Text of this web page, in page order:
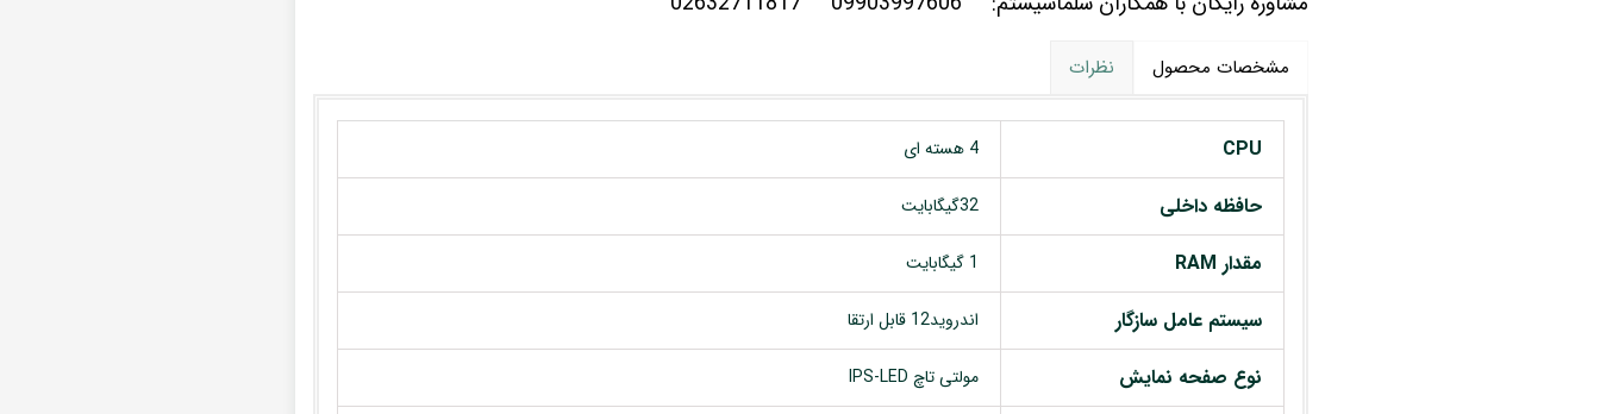
مشخصات محصول نظرات
CPU 4 هسته ای
حافظه داخلی 32گیگابایت
مقدار RAM 1 گیگابایت
سیستم عامل سازگار اندروید12 قابل ارتقا
نوع صفحه نمایش مولتی تاچ IPS-LED